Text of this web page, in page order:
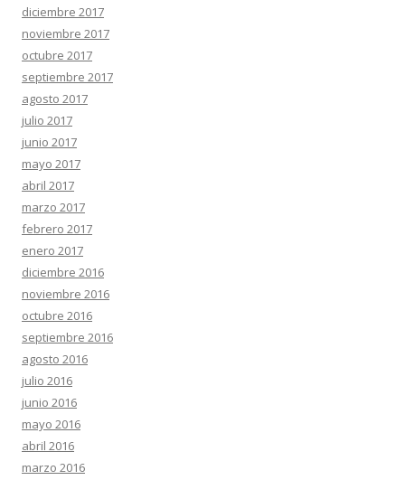
diciembre 2017
noviembre 2017
octubre 2017
septiembre 2017
agosto 2017
julio 2017
junio 2017
mayo 2017
abril 2017
marzo 2017
febrero 2017
enero 2017
diciembre 2016
noviembre 2016
octubre 2016
septiembre 2016
agosto 2016
julio 2016
junio 2016
mayo 2016
abril 2016
marzo 2016